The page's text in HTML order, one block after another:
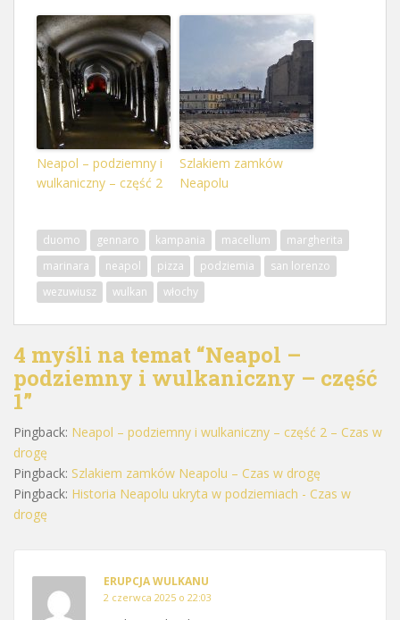
Neapol – podziemny i
wulkaniczny – część 2
Szlakiem zamków
Neapolu
duomo gennaro kampania macellum
margherita
marinara
neapol pizza podziemia
san lorenzo
wezuwiusz
wulkan włochy
4 myśli na temat “Neapol –
podziemny i wulkaniczny – część
1”
Pingback: Neapol – podziemny i wulkaniczny – część 2 – Czas w
drogę
Pingback: Szlakiem zamków Neapolu – Czas w drogę
Pingback: Historia Neapolu ukryta w podziemiach - Czas w
drogę
ERUPCJA WULKANU
2 czerwca 2025 o 22:03